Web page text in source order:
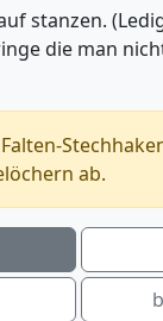
stanzen.
die man
ab.